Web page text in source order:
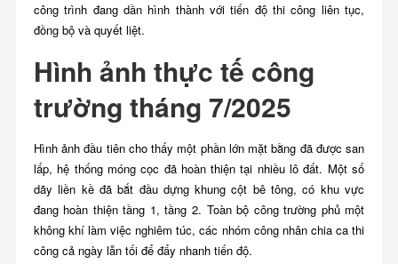
công trình đang dần hình thành với tiến độ thi công liên tục,
đồng bộ và quyết liệt.
Hình ảnh thực tế công
trường tháng 7/2025
Hình ảnh đầu tiên cho thấy một phần lớn mặt bằng đã được san
lấp, hệ thống móng cọc đã hoàn thiện tại nhiều lô đất. Một số
dãy liền kề đã bắt đầu dựng khung cột bê tông, có khu vực
đang hoàn thiện tầng 1, tầng 2. Toàn bộ công trường phủ một
không khí làm việc nghiêm túc, các nhóm công nhân chia ca thi
công cả ngày lẫn tối để đẩy nhanh tiến độ.